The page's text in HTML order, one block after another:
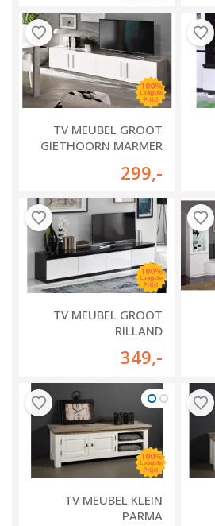
TV MEUBEL GROOT
GIETHOORN MARMER
299,-
TV MEUBEL GROOT
RILLAND
349,-
TV MEUBEL KLEIN
PARMA